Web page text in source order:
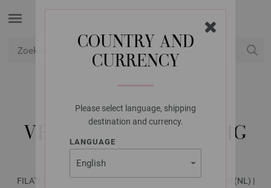
COUNTRY AND
CURRENCY
Please select language, shipping
destination and currency.
LANGUAGE
LANA GROSSA
VEST COOL MERINO BIG
FILATI Männer No. 9 - Tijdschrift (DE) + Breibeschrijvingen (NL) |